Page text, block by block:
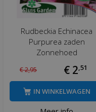
Rudbeckia Echinacea
Purpurea zaden
Zonnehoed
€2,95 € 2,51
IN WINKELWAGEN